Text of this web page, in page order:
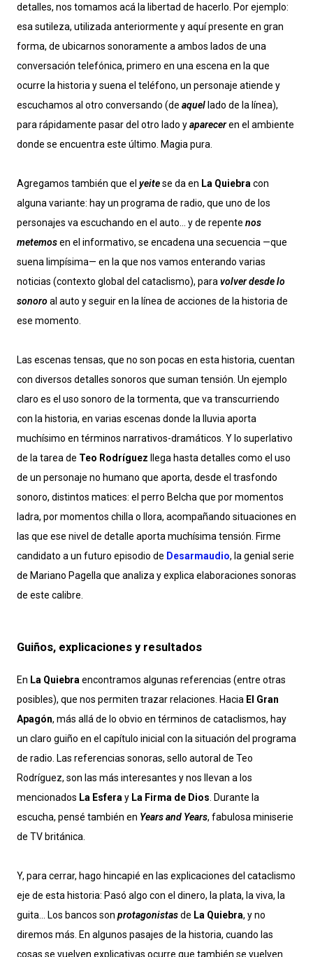
detalles, nos tomamos acá la libertad de hacerlo. Por ejemplo:
esa sutileza, utilizada anteriormente y aquí presente en gran
forma, de ubicarnos sonoramente a ambos lados de una
conversación telefónica, primero en una escena en la que
ocurre la historia y suena el teléfono, un personaje atiende y
escuchamos al otro conversando (de aquel lado de la línea),
para rápidamente pasar del otro lado yapareceren el ambiente
donde se encuentra este último. Magia pura.
Agregamos también que el yeitese da en La Quiebracon
alguna variante: hay un programa de radio, que uno de los
personajes va escuchando en el auto… y de repente nos
metemosen el informativo, se encadena una secuencia —que
suena limpísima— en la que nos vamos enterando varias
noticias (contexto global del cataclismo), paravolver desde lo
sonoroal auto y seguir en la línea de acciones de la historia de
ese momento.
Las escenas tensas, que no son pocas en esta historia, cuentan
con diversos detalles sonoros que suman tensión. Un ejemplo
claro es el uso sonoro de la tormenta, que va transcurriendo
con la historia, en varias escenas donde la lluvia aporta
muchísimo en términos narrativos-dramáticos. Y lo superlativo
de la tarea de Teo Rodríguez llega hasta detalles como el uso
de un personaje no humano que aporta, desde el trasfondo
sonoro, distintos matices: el perro Belcha que por momentos
ladra, por momentos chilla o llora, acompañando situaciones en
las que ese nivel de detalle aporta muchísima tensión. Firme
candidato a un futuro episodio de Desarmaudio, la genial serie
de Mariano Pagella que analiza y explica elaboraciones sonoras
de este calibre.
Guiños, explicaciones y resultados
En La Quiebraencontramos algunas referencias (entre otras
posibles), que nos permiten trazar relaciones. Hacia El Gran
Apagón, más allá de lo obvio en términos de cataclismos, hay
un claro guiño en el capítulo inicial con la situación del programa
de radio. Las referencias sonoras, sello autoral de Teo
Rodríguez, son las más interesantes y nos llevan a los
mencionados La Esferay La Firma de Dios. Durante la
escucha, pensé también en Years and Years, fabulosa miniserie
de TV británica.
Y, para cerrar, hago hincapié en las explicaciones del cataclismo
eje de esta historia: Pasó algo con el dinero, la plata, la viva, la
guita… Los bancos son protagonistasde La Quiebra, y no
diremos más. En algunos pasajes de la historia, cuando las
cosas se vuelven explicativas ocurre que también se vuelven